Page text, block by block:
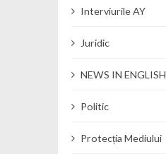
Interviurile AY
Juridic
NEWS IN ENGLISH
Politic
Protecția Mediului